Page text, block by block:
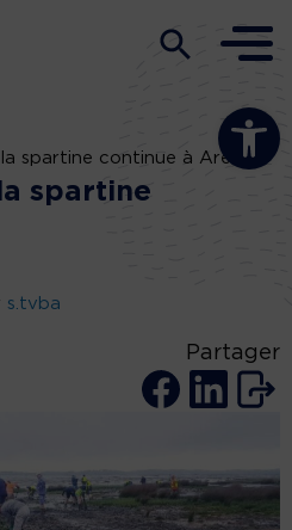
Ouvrir la
spartine continue à Arès
spartine
s.tvba
Partager